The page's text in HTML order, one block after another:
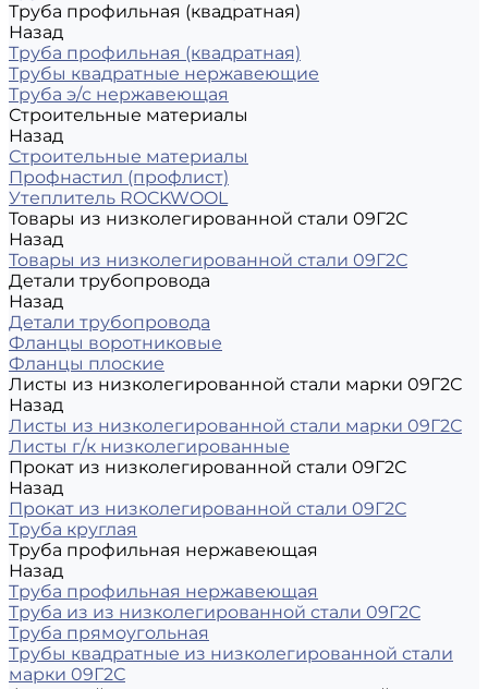
Труба профильная (квадратная)
Назад
Труба профильная (квадратная)
Трубы квадратные нержавеющие
Труба э/с нержавеющая
Строительные материалы
Назад
Строительные материалы
Профнастил (профлист)
Утеплитель ROCKWOOL
Товары из низколегированной стали 09Г2С
Назад
Товары из низколегированной стали 09Г2С
Детали трубопровода
Назад
Детали трубопровода
Фланцы воротниковые
Фланцы плоские
Листы из низколегированной стали марки 09Г2С
Назад
Листы из низколегированной стали марки 09Г2С
Листы г/к низколегированные
Прокат из низколегированной стали 09Г2С
Назад
Прокат из низколегированной стали 09Г2С
Труба круглая
Труба профильная нержавеющая
Назад
Труба профильная нержавеющая
Труба из из низколегированной стали 09Г2С
Труба прямоугольная
Трубы квадратные из низколегированной стали
марки 09Г2С